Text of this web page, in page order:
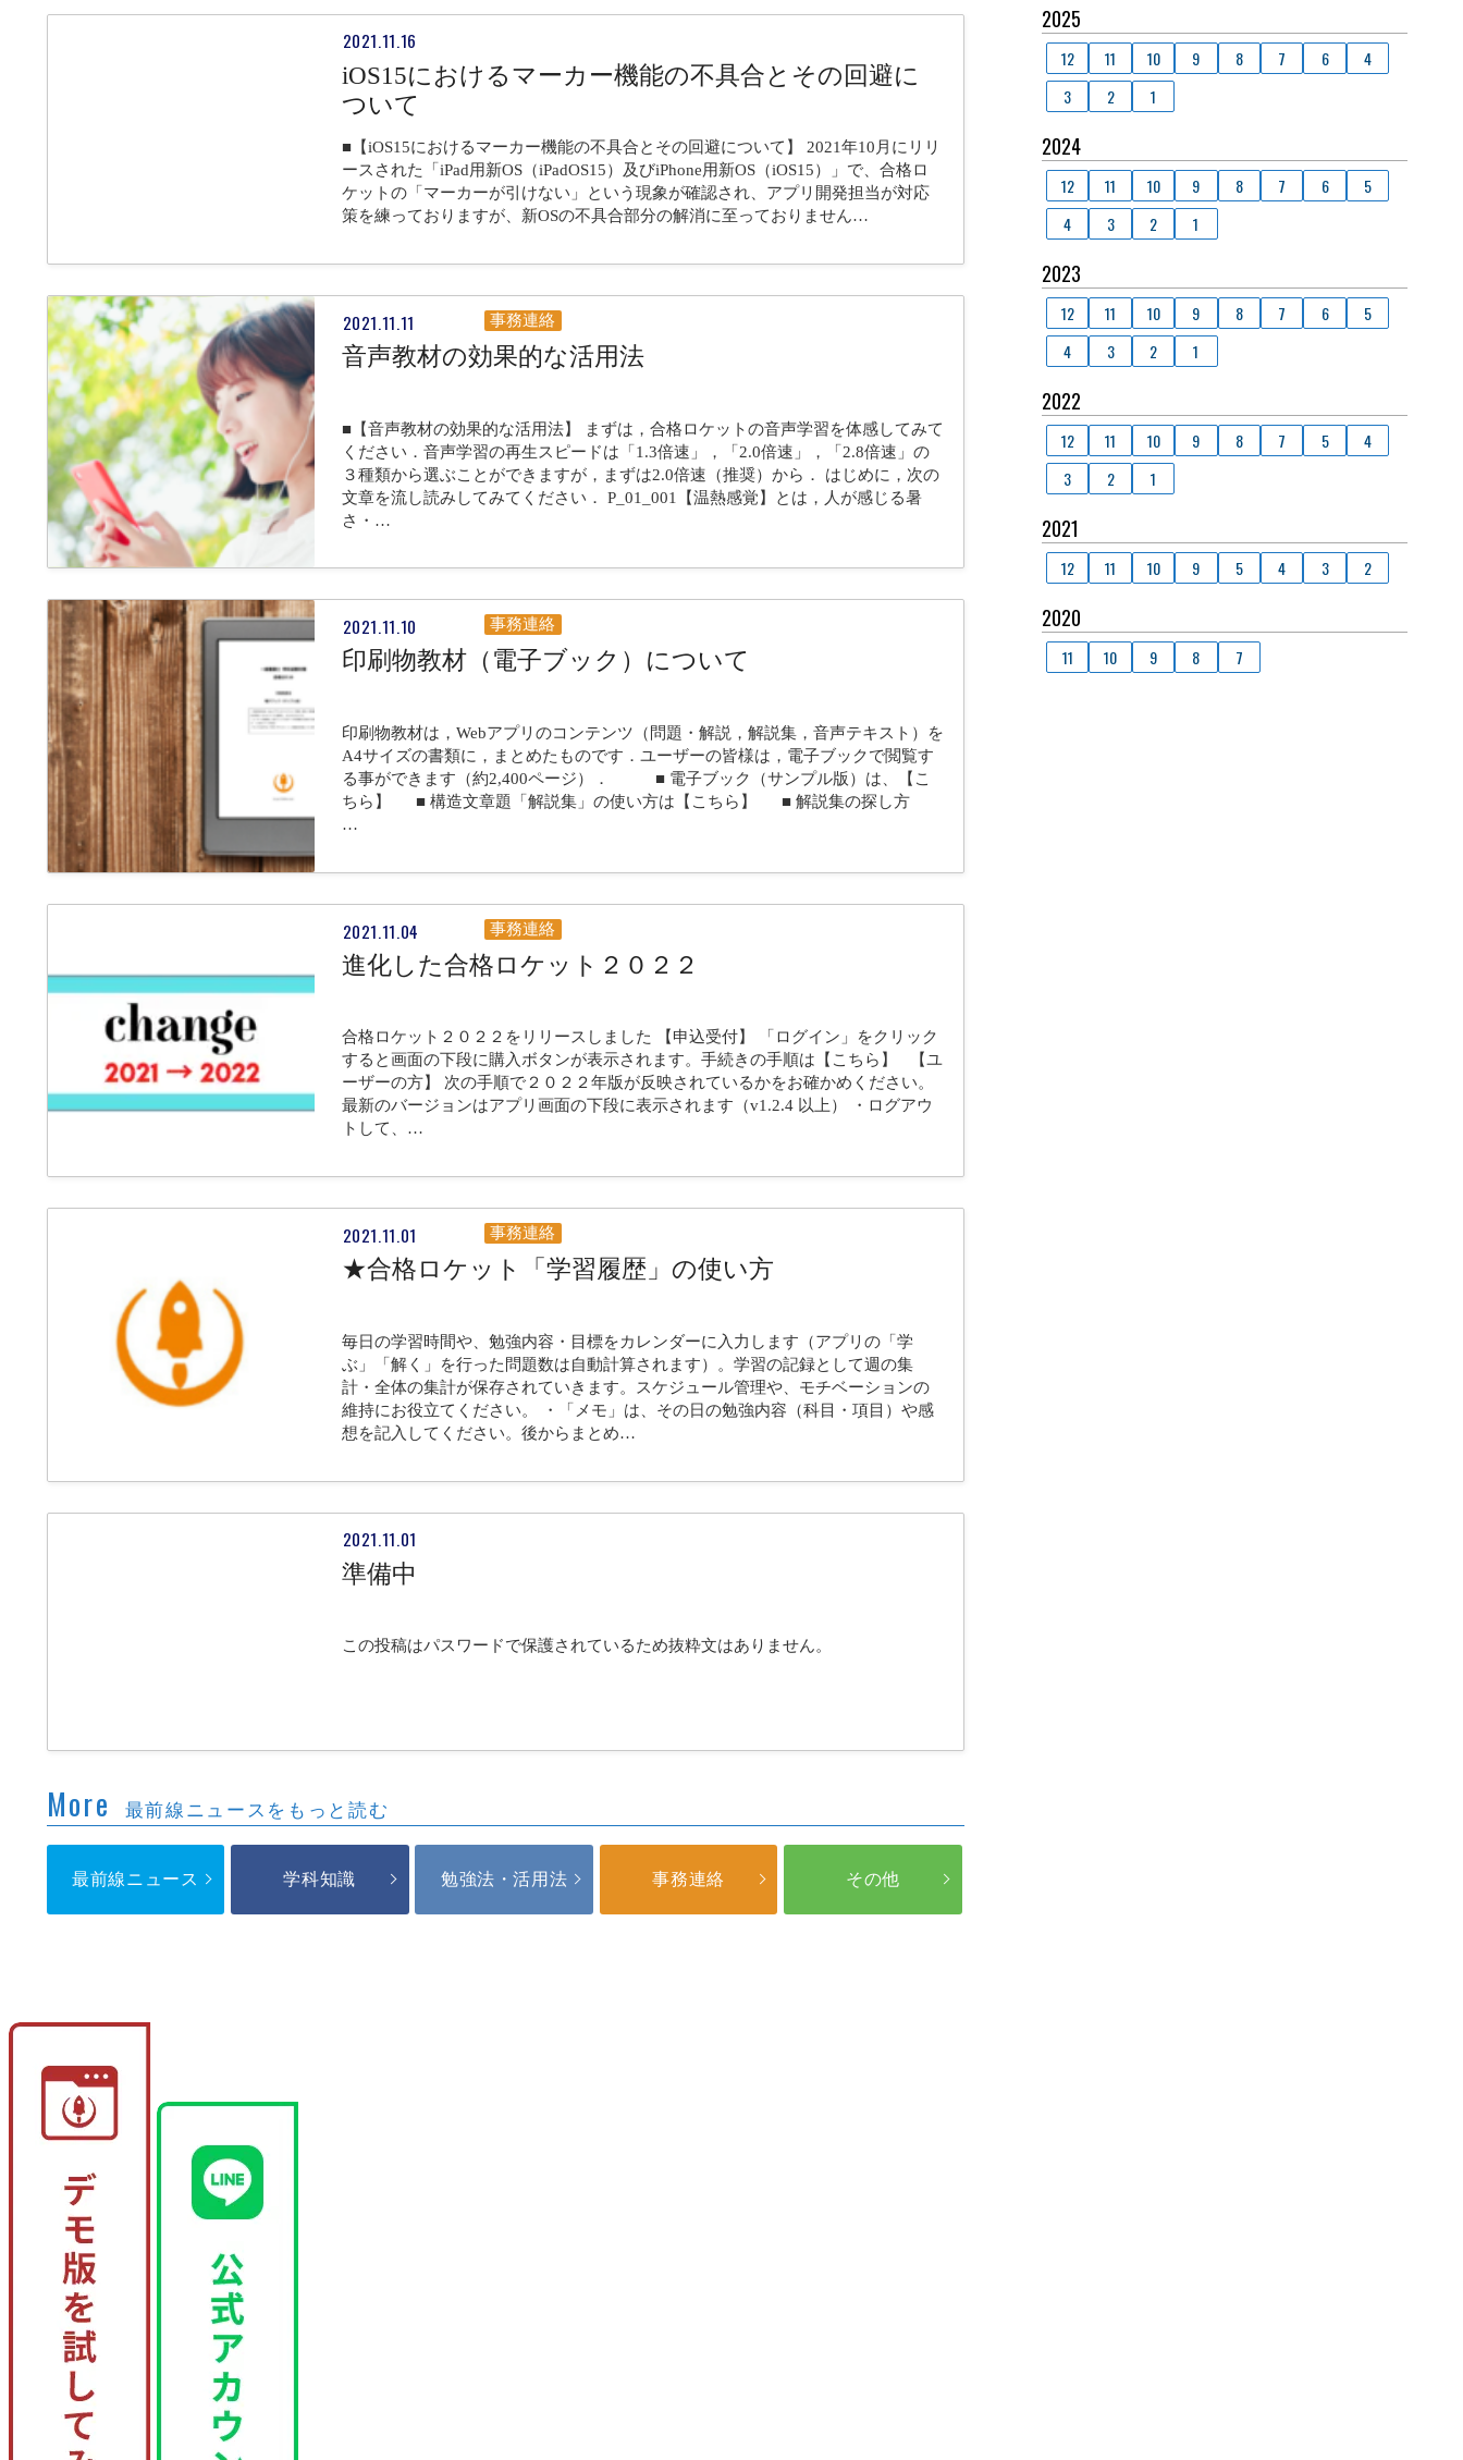
2021.11.16
iOS15におけるマーカー機能の不具合とその回避に
ついて
■【iOS15におけるマーカー機能の不具合とその回避について】 2021年10月にリリ
ースされた「iPad用新OS（iPadOS15）及びiPhone用新OS（iOS15）」で、合格ロ
ケットの「マーカーが引けない」という現象が確認され、アプリ開発担当が対応
策を練っておりますが、新OSの不具合部分の解消に至っておりません…
2021.11.11 事務連絡
音声教材の効果的な活用法
■【音声教材の効果的な活用法】 まずは，合格ロケットの音声学習を体感してみて
ください．音声学習の再生スピードは「1.3倍速」，「2.0倍速」，「2.8倍速」の
３種類から選ぶことができますが，まずは2.0倍速（推奨）から． はじめに，次の
文章を流し読みしてみてください． P_01_001【温熱感覚】とは，人が感じる暑
さ・…
2021.11.10 事務連絡
印刷物教材（電子ブック）について
印刷物教材は，Webアプリのコンテンツ（問題・解説，解説集，音声テキスト）を
A4サイズの書類に，まとめたものです．ユーザーの皆様は，電子ブックで閲覧す
る事ができます（約2,400ページ）． ■ 電子ブック（サンプル版）は、【こ
ちら】 ■ 構造文章題「解説集」の使い方は【こちら】 ■ 解説集の探し方
…
2021.11.04 事務連絡
進化した合格ロケット２０２２
合格ロケット２０２２をリリースしました 【申込受付】 「ログイン」をクリック
すると画面の下段に購入ボタンが表示されます。手続きの手順は【こちら】 【ユ
ーザーの方】 次の手順で２０２２年版が反映されているかをお確かめください。
最新のバージョンはアプリ画面の下段に表示されます（v1.2.4 以上） ・ログアウ
トして、…
2021.11.01 事務連絡
★合格ロケット「学習履歴」の使い方
毎日の学習時間や、勉強内容・目標をカレンダーに入力します（アプリの「学
ぶ」「解く」を行った問題数は自動計算されます）。学習の記録として週の集
計・全体の集計が保存されていきます。スケジュール管理や、モチベーションの
維持にお役立てください。 ・「メモ」は、その日の勉強内容（科目・項目）や感
想を記入してください。後からまとめ…
2021.11.01
準備中
この投稿はパスワードで保護されているため抜粋文はありません。
More 最前線ニュースをもっと読む
最前線ニュース 学科知識 勉強法・活用法 事務連絡 その他
2025
12 11 10 9 8 7 6
4
3
2 1
2024
12 11 10 9 8 7 6
5
4
3 2 1
2023
12 11 10 9 8 7 6
5
4
3 2 1
2022
12 11 10 9 8 7 5
4
3
2 1
2021
12 11 10 9 5 4 3 2
2020
11 10 9 8 7